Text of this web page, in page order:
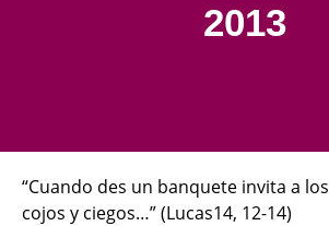
2013
“Cuando des un banquete invita a
cojos y ciegos…” (Lucas14, 12-14)